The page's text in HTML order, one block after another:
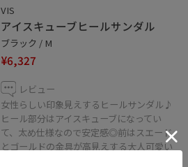
VIS
アイスキューブヒールサンダル
ブラック / M
¥6,327
レビュー
女性らしい印象見えするヒールサンダル♪
ヒール部分はアイスキューブになってい
て、太め仕様なので安定感◎前はスエード
とゴールドの金具が高見えする大人可愛い